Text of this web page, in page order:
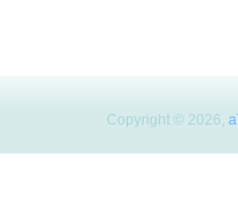
Copyright © 2026,